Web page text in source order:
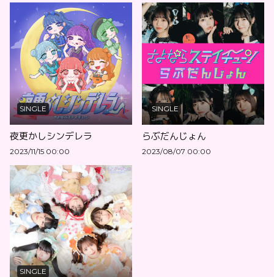
SINGLE
夜更かしシンデレラ
2023/11/15 00:00
SINGLE
らぶだんじょん
2023/08/07 00:00
SINGLE